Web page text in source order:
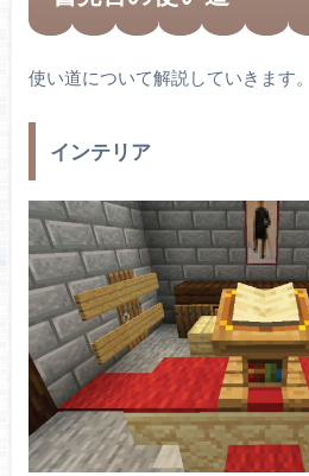
使い道について解説していきます。
インテリア